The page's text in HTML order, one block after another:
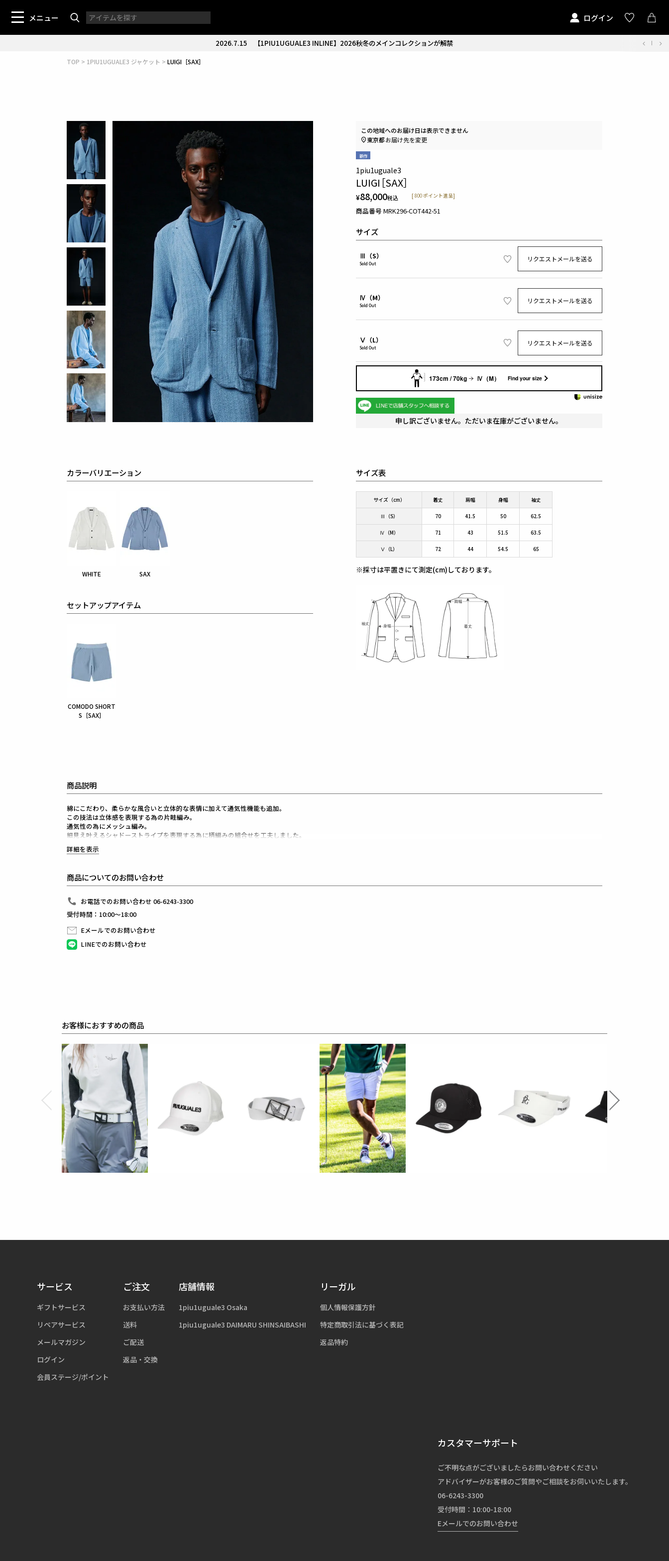
メニュー ログイン
2026.7.15 【1PIU1UGUALE3 INLINE】2026秋冬のメインコレクションが解禁
TOP 1PIU1UGUALE3 ジャケット LUIGI［SAX］
新作
1piu1uguale3
LUIGI［SAX］
¥88,000税込 [800ポイント進呈]
商品番号 MRK296-COT442-51
サイズ
Ⅲ（S）
Sold Out
リクエストメールを送る
Ⅳ（M）
Sold Out
リクエストメールを送る
Ⅴ（L）
Sold Out
リクエストメールを送る
173cm / 70kg Ⅳ（M） Find your size
この地域へのお届け日は表示できません
東京都お届け先を変更
申し訳ございません。ただいま在庫がございません。
カラーバリエーション
WHITE SAX
セットアップアイテム
COMODO SHORT
S［SAX］
サイズ表
サイズ（cm） 着丈 肩幅 身幅 袖丈
Ⅲ（S） 70 41.5 50 62.5
Ⅳ（M） 71 43 51.5 63.5
Ⅴ（L） 72 44 54.5 65
※採寸は平置きにて測定(cm)しております。
商品説明
綿にこだわり、柔らかな風合いと立体的な表情に加えて通気性機能も追加。
この技法は立体感を表現する為の片畦編み。
通気性の為にメッシュ編み。
細見え叶えるシャドーストライプを表現する為に柄編みの組合せを工夫しました。
いくつものテクニックを駆使して完成した逸品ニットジャケットです。
粋を着飾っていただきたいためメイド・イン・ジャパンにこだわりました。
裏側もフラットで綺麗な縫い目に仕上げました。
袖巾はスッキリ細めのカーデガン感覚で羽織れるON・OFF対応のニットジャケットです。
1PIU1オリジナルの折鶴モチーフのピンズ、オリジナルのメタル釦をアクセントにしています。
素材
COMPACT TWIST【12GG ORIGINAL STRIPE】
コットン100%
コンパクトスピンで精紡された強撚タイプの綿糸となります。
詳細を表示
商品についてのお問い合わせ
お電話でのお問い合わせ 06-6243-3300
受付時間：10:00～18:00
Eメールでのお問い合わせ
LINEでのお問い合わせ
サービス
ギフトサービス
リペアサービス
メールマガジン
ログイン
会員ステージ/ポイント
ご注文
お支払い方法
送料
ご配送
返品・交換
店舗情報
1piu1uguale3 Osaka
1piu1uguale3 DAIMARU SHINSAIBASHI
リーガル
個人情報保護方針
特定商取引法に基づく表記
返品特約
カスタマーサポート
ご不明な点がございましたらお問い合わせください
アドバイザーがお客様のご質問やご相談をお伺いいたします。
06-6243-3300
受付時間：10:00-18:00
Eメールでのお問い合わせ